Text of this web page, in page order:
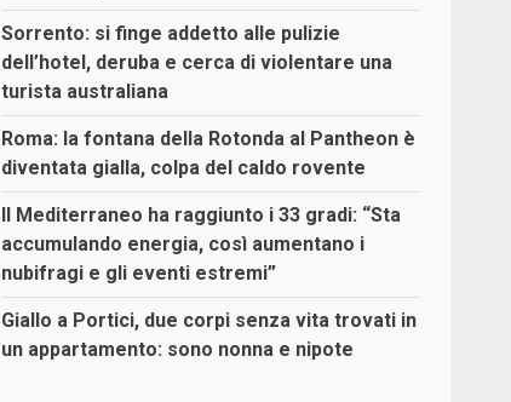
Sorrento: si finge addetto alle pulizie
dell’hotel, deruba e cerca di violentare una
turista australiana
Roma: la fontana della Rotonda al Pantheon è
diventata gialla, colpa del caldo rovente
Il Mediterraneo ha raggiunto i 33 gradi: “Sta
accumulando energia, così aumentano i
nubifragi e gli eventi estremi”
Giallo a Portici, due corpi senza vita trovati in
un appartamento: sono nonna e nipote